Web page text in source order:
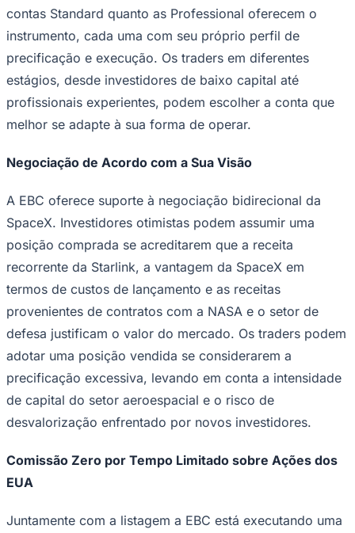
Corinthians
contas Standard quanto as Professional oferecem o
instrumento, cada uma com seu próprio perfil de
precificação e execução. Os traders em diferentes
estágios, desde investidores de baixo capital até
profissionais experientes, podem escolher a conta que
melhor se adapte à sua forma de operar.
Negociação de Acordo com a Sua Visão
A EBC oferece suporte à negociação bidirecional da
SpaceX. Investidores otimistas podem assumir uma
posição comprada se acreditarem que a receita
recorrente da Starlink, a vantagem da SpaceX em
termos de custos de lançamento e as receitas
provenientes de contratos com a NASA e o setor de
defesa justificam o valor do mercado. Os traders podem
adotar uma posição vendida se considerarem a
precificação excessiva, levando em conta a intensidade
de capital do setor aeroespacial e o risco de
desvalorização enfrentado por novos investidores.
Comissão Zero por Tempo Limitado sobre Ações dos
EUA
Juntamente com a listagem a EBC está executando uma